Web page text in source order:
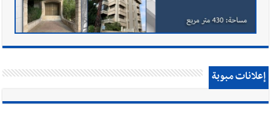
إعلانات مبوبة